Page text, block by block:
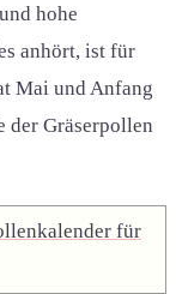
hohe
anhört, ist für
Mai und Anfang
der Gräserpollen
für